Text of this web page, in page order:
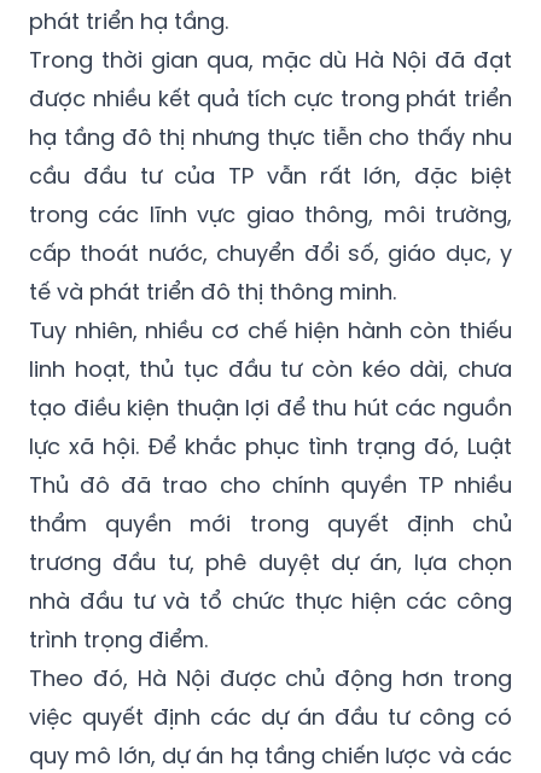
phát triển hạ tầng.
Trong thời gian qua, mặc dù Hà Nội đã đạt
được nhiều kết quả tích cực trong phát triển
hạ tầng đô thị nhưng thực tiễn cho thấy nhu
cầu đầu tư của TP vẫn rất lớn, đặc biệt
trong các lĩnh vực giao thông, môi trường,
cấp thoát nước, chuyển đổi số, giáo dục, y
tế và phát triển đô thị thông minh.
Tuy nhiên, nhiều cơ chế hiện hành còn thiếu
linh hoạt, thủ tục đầu tư còn kéo dài, chưa
tạo điều kiện thuận lợi để thu hút các nguồn
lực xã hội. Để khắc phục tình trạng đó, Luật
Thủ đô đã trao cho chính quyền TP nhiều
thẩm quyền mới trong quyết định chủ
trương đầu tư, phê duyệt dự án, lựa chọn
nhà đầu tư và tổ chức thực hiện các công
trình trọng điểm.
Theo đó, Hà Nội được chủ động hơn trong
việc quyết định các dự án đầu tư công có
quy mô lớn, dự án hạ tầng chiến lược và các